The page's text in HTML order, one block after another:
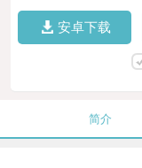
安卓下载
简介